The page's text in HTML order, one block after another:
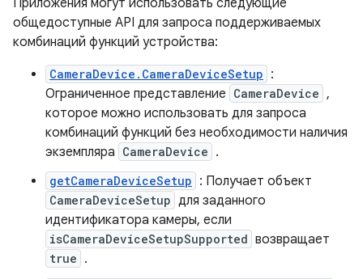
Приложения могут использовать следующие
общедоступные API для запроса поддерживаемых
комбинаций функций устройства:
CameraDevice.CameraDeviceSetup :
Ограниченное представление CameraDevice ,
которое можно использовать для запроса
комбинаций функций без необходимости наличия
экземпляра CameraDevice .
getCameraDeviceSetup : Получает объект
CameraDeviceSetup для заданного
идентификатора камеры, если
isCameraDeviceSetupSupported возвращает
true .